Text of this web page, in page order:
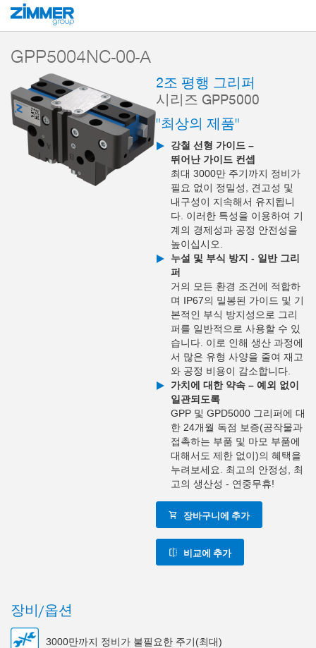
시작 제품
GPP5004NC-00-A
2조 평행 그리퍼
시리즈 GPP5000
"최상의 제품"
강철 선형 가이드 –
뛰어난 가이드 컨셉
최대 3000만 주기까지 정비가
필요 없이 정밀성, 견고성 및
내구성이 지속해서 유지됩니
다. 이러한 특성을 이용하여 기
계의 경제성과 공정 안전성을
높이십시오.
누설 및 부식 방지 - 일반 그리
퍼
거의 모든 환경 조건에 적합하
며 IP67의 밀봉된 가이드 및 기
본적인 부식 방지성으로 그리
퍼를 일반적으로 사용할 수 있
습니다. 이로 인해 생산 과정에
서 많은 유형 사양을 줄여 재고
와 공정 비용이 감소합니다.
가치에 대한 약속 – 예외 없이
일관되도록
GPP 및 GPD5000 그리퍼에 대
한 24개월 독점 보증(공작물과
접촉하는 부품 및 마모 부품에
대해서도 제한 없이)의 혜택을
누려보세요. 최고의 안정성, 최
고의 생산성 - 연중무휴!
장바구니에 추가
비교에 추가
장비/옵션
3000만까지 정비가 불필요한 주기(최대)